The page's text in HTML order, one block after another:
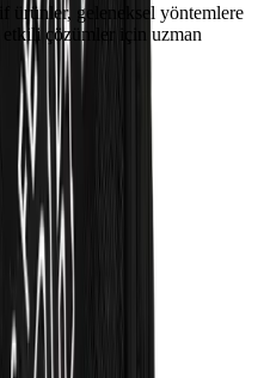
ürünler, geleneksel yöntemlere
çözümler için uzman